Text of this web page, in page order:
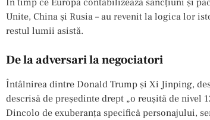
Unite, China și Rusia – au revenit la logica lor
restul lumii asistă.
De la adversari la negociatori
Întâlnirea dintre Donald Trump și Xi Jinping,
descrisă de președinte drept „o reușită de nivel
Dincolo de exuberanța specifică personajului,